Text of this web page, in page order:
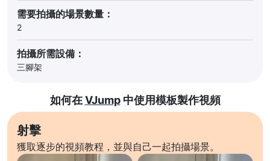
需要拍攝的場景數量：
2
拍攝所需設備：
三腳架
如何在VJump中使用模板製作視頻
射擊
獲取逐步的視頻教程，並與自己一起拍攝場景。